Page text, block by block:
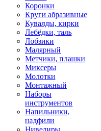
Коронки
Круги абразивные
Кувалды, кирки
Лебёдки, таль
Лобзики
Малярный
Метчики, плашки
Миксеры
Молотки
Монтажный
Наборы
инструментов
Напильники,
надфили
Нивелиры